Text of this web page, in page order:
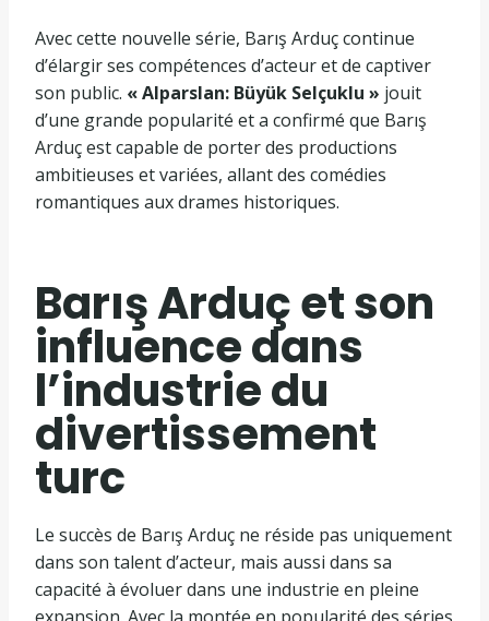
Avec cette nouvelle série, Barış Arduç continue
d’élargir ses compétences d’acteur et de captiver
son public. « Alparslan: Büyük Selçuklu » jouit
d’une grande popularité et a confirmé que Barış
Arduç est capable de porter des productions
ambitieuses et variées, allant des comédies
romantiques aux drames historiques.
Barış Arduç et son
influence dans
l’industrie du
divertissement
turc
Le succès de Barış Arduç ne réside pas uniquement
dans son talent d’acteur, mais aussi dans sa
capacité à évoluer dans une industrie en pleine